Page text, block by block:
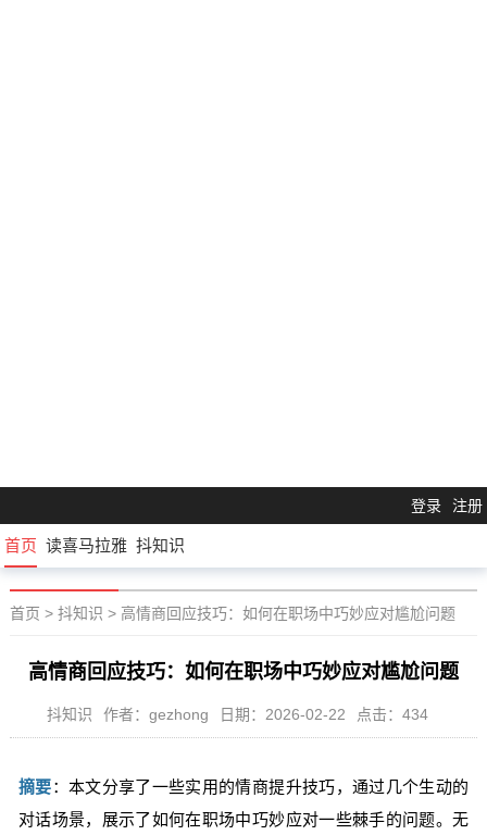
登录 注册
首页 读喜马拉雅 抖知识
首页 > 抖知识 > 高情商回应技巧：如何在职场中巧妙应对尴尬问题
高情商回应技巧：如何在职场中巧妙应对尴尬问题
抖知识 作者：gezhong 日期：2026-02-22 点击：434
摘要：本文分享了一些实用的情商提升技巧，通过几个生动的
对话场景，展示了如何在职场中巧妙应对一些棘手的问题。无